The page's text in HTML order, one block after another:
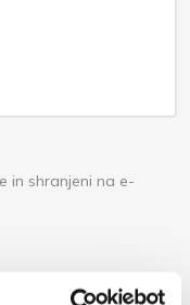
in shranjeni na e-